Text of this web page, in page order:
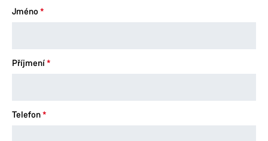
Jméno
Příjmení
Telefon